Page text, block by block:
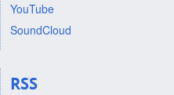
YouTube
SoundCloud
RSS